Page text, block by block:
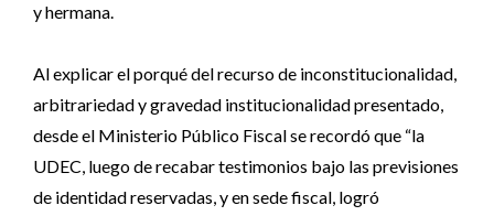
y hermana.
Al explicar el porqué del recurso de inconstitucionalidad,
arbitrariedad y gravedad institucionalidad presentado,
desde el Ministerio Público Fiscal se recordó que “la
UDEC, luego de recabar testimonios bajo las previsiones
de identidad reservadas, y en sede fiscal, logró